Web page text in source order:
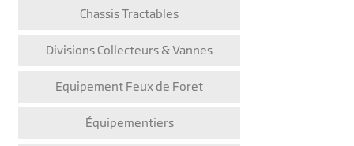
Chassis Tractables
Divisions Collecteurs & Vannes
Equipement Feux de Foret
Équipementiers